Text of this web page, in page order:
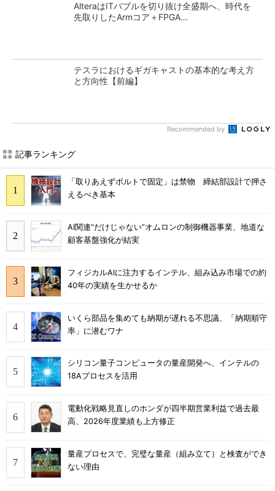
AlteraはITバブルを切り抜け全盛期へ、時代を
先取りしたArmコア＋FPGA...
テスラにおけるギガキャストの基本的な考え方
と方向性【前編】
Recommended by
記事ランキング
「取りあえずボルトで固定」は禁物 締結部設計で押さ
えるべき基本
AI関連“だけじゃない”オムロンの制御機器事業、地道な
顧客基盤強化が結実
フィジカルAIに注力するインテル、組み込み市場での約
40年の実績を生かせるか
いくら部品を集めても納期が遅れる不思議、「納期順守
率」に潜むワナ
シリコン量子コンピュータの量産開発へ、インテルの
18Aプロセスを活用
電動化戦略見直しのホンダが四半期営業利益で過去最
高、2026年度業績も上方修正
量産プロセスで、完璧な量産（組み立て）と検査ができ
ない理由